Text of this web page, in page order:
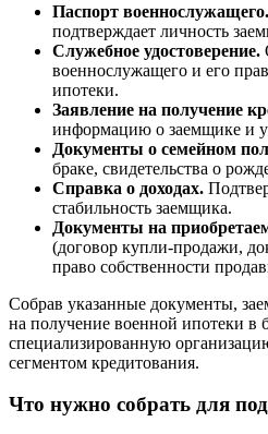
Паспорт военнослужащего.
подтверждает личность
Служебное удостоверение.
военнослужащего и его
ипотеки.
Заявление на получение
информацию о заемщике и
Документы о семейном
браке, свидетельства о
Справка о доходах.
стабильность заемщика.
Документы на
(договор купли-продажи,
право собственности
Собрав указанные документы,
на получение военной ипотеки в
специализированную
сегментом кредитования.
Что нужно собрать для